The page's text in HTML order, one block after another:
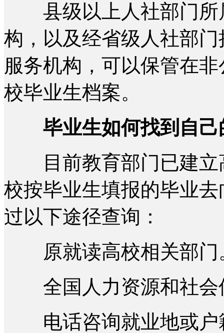
县级以上人社部门所
构，以及经省级人社部
服务机构，可以保管在
校毕业生档案。
毕业生如何找到自
目前教育部门已建立
校按毕业生填报的毕业
过以下途径查询：
原就读高校相关部门
全国人力资源和社会
电话咨询就业地或户